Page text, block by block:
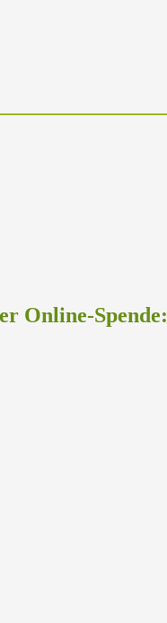
Online-Spende: